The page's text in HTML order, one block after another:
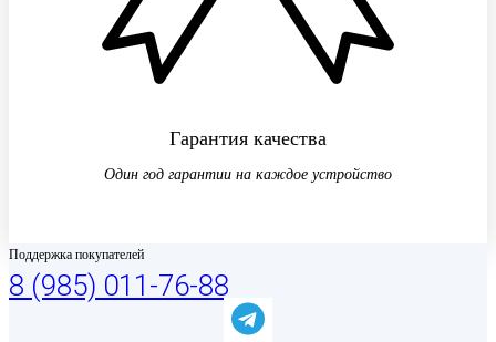
Гарантия качества
Один год гарантии на каждое устройство
Поддержка покупателей
8 (985) 011-76-88